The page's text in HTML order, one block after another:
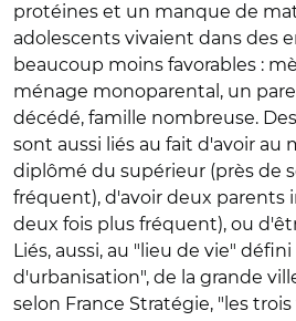
protéines et un manque de
adolescents vivaient dans des
beaucoup moins favorables :
ménage monoparental, un
décédé, famille nombreuse.
sont aussi liés au fait d'avoir au
diplômé du supérieur (près de
fréquent), d'avoir deux parents
deux fois plus fréquent), ou
Liés, aussi, au "lieu de vie"
d'urbanisation", de la grande
selon France Stratégie, "les